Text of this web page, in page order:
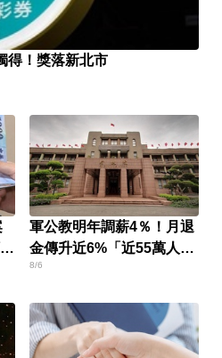
得！獎落新北市
軍公教明年調薪4％！月退
金傳升近6%「近55萬人受
惠」
8/6